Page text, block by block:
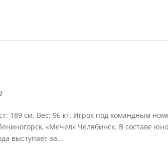
189 см. Вес: 96 кг. Игрок под командным
«Мечел» Челябинск. В составе
выступает за...